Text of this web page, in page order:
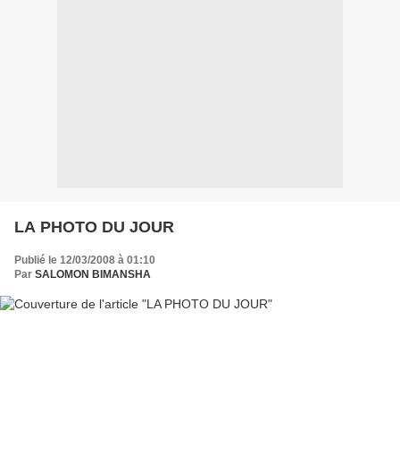
LA PHOTO DU JOUR
Publié le 12/03/2008 à 01:10
Par SALOMON BIMANSHA